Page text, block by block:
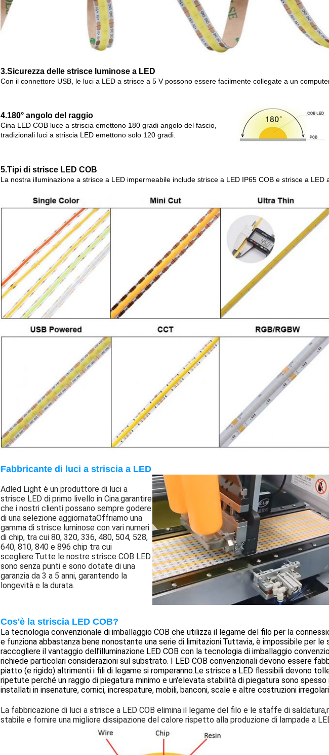
3.Sicurezza delle strisce luminose a LED
Con il connettore USB, le luci a LED a strisce a 5 V possono essere facilmente collegate a un
4.180° angolo del raggio
Cina LED COB luce a striscia emettono 180 gradi angolo del fascio,
tradizionali luci a striscia LED emettono solo 120 gradi.
5.Tipi di strisce LED COB
La nostra illuminazione a strisce a LED impermeabile include strisce a LED IP65 COB e strisce a LED
Fabbricante di luci a striscia a LED
Adled Light è un produttore di luci a
strisce LED di primo livello in Cina.garantire
che i nostri clienti possano sempre godere
di una selezione aggiornataOffriamo una
gamma di strisce luminose con vari numeri
di chip, tra cui 80, 320, 336, 480, 504, 528,
640, 810, 840 e 896 chip tra cui
scegliere.Tutte le nostre strisce COB LED
sono senza punti e sono dotate di una
garanzia da 3 a 5 anni, garantendo la
longevità e la durata.
Cos'è la striscia LED COB?
La tecnologia convenzionale di imballaggio COB che utilizza il legame del filo per la
e funziona abbastanza bene nonostante una serie di limitazioni.Tuttavia, è impossibile per le
raccogliere il vantaggio dell'illuminazione LED COB con la tecnologia di imballaggio
richiede particolari considerazioni sul substrato. I LED COB convenzionali devono essere
piatto (e rigido) altrimenti i fili di legame si romperanno.Le strisce a LED flessibili devono
ripetute perché un raggio di piegatura minimo e un'elevata stabilità di piegatura sono
installati in insenature, cornici, increspature, mobili, banconi, scale e altre costruzioni
La fabbricazione di luci a strisce a LED COB elimina il legame del filo e le staffe di
stabile e fornire una migliore dissipazione del calore rispetto alla produzione di lampade a